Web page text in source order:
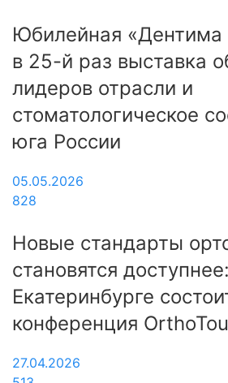
Юбилейная «Дентима
в 25-й раз выставка
лидеров отрасли и
стоматологическое
юга России
05.05.2026
828
Новые стандарты
становятся
Екатеринбурге
конференция
27.04.2026